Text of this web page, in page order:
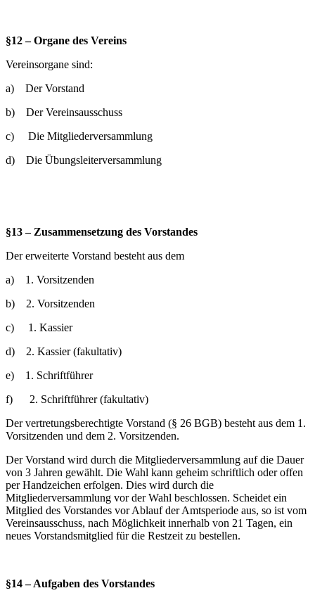
§12 – Organe des Vereins
Vereinsorgane sind:
a) Der Vorstand
b) Der Vereinsausschuss
c) Die Mitgliederversammlung
d) Die Übungsleiterversammlung
§13 – Zusammensetzung des Vorstandes
Der erweiterte Vorstand besteht aus dem
a) 1. Vorsitzenden
b) 2. Vorsitzenden
c) 1. Kassier
d) 2. Kassier (fakultativ)
e) 1. Schriftführer
f) 2. Schriftführer (fakultativ)
Der vertretungsberechtigte Vorstand (§ 26 BGB) besteht aus dem 1.
Vorsitzenden und dem 2. Vorsitzenden.
Der Vorstand wird durch die Mitgliederversammlung auf die Dauer
von 3 Jahren gewählt. Die Wahl kann geheim schriftlich oder offen
per Handzeichen erfolgen. Dies wird durch die
Mitgliederversammlung vor der Wahl beschlossen. Scheidet ein
Mitglied des Vorstandes vor Ablauf der Amtsperiode aus, so ist vom
Vereinsausschuss, nach Möglichkeit innerhalb von 21 Tagen, ein
neues Vorstandsmitglied für die Restzeit zu bestellen.
§14 – Aufgaben des Vorstandes